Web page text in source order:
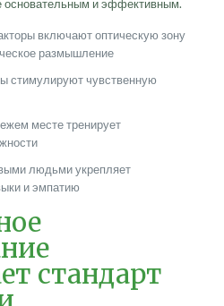
основательным и эффективным.
включают оптическую зону
размышление
стимулируют чувственную
месте тренирует
людьми укрепляет
и эмпатию
стандарт